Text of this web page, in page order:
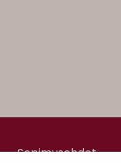
Sopimusehdot